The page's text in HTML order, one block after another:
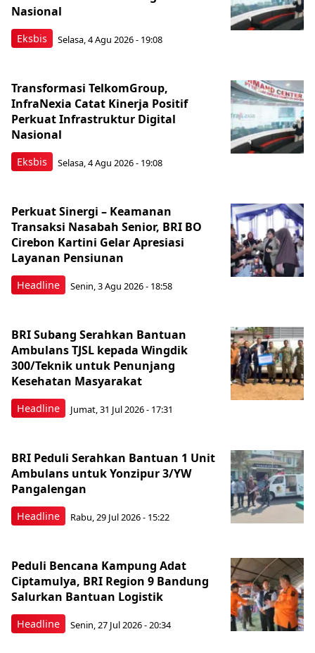
Eksbis
Nasional
Selasa, 4 Agu 2026 - 19:08
Eksbis
Transformasi TelkomGroup,
InfraNexia Catat Kinerja Positif
Perkuat Infrastruktur Digital
Nasional
Selasa, 4 Agu 2026 - 19:08
Headline
Perkuat Sinergi – Keamanan
Transaksi Nasabah Senior, BRI BO
Cirebon Kartini Gelar Apresiasi
Layanan Pensiunan
Senin, 3 Agu 2026 - 18:58
Headline
BRI Subang Serahkan Bantuan
Ambulans TJSL kepada Wingdik
300/Teknik untuk Penunjang
Kesehatan Masyarakat ​
Jumat, 31 Jul 2026 - 17:31
Headline
BRI Peduli Serahkan Bantuan 1 Unit
Ambulans untuk Yonzipur 3/YW
Pangalengan
Rabu, 29 Jul 2026 - 15:22
Headline
Peduli Bencana Kampung Adat
Ciptamulya, BRI Region 9 Bandung
Salurkan Bantuan Logistik
Senin, 27 Jul 2026 - 20:34